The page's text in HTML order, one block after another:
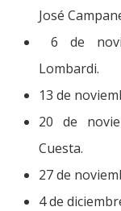
José
6 de
Lombardi.
13 de
20 de
Cuesta.
27 de
4 de